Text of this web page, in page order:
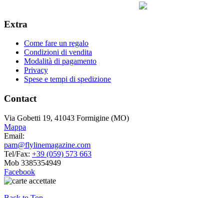
Extra
Come fare un regalo
Condizioni di vendita
Modalità di pagamento
Privacy
Spese e tempi di spedizione
Contact
Via Gobetti 19, 41043 Formigine (MO)
Mappa
Email:
pam@flylinemagazine.com
Tel/Fax: +39 (059) 573 663
Mob 3385354949
Facebook